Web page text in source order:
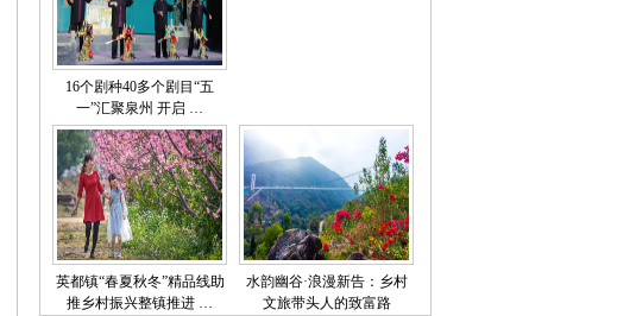
16个剧种40多个剧目“五
一”汇聚泉州 开启 …
英都镇“春夏秋冬”精品线助
推乡村振兴整镇推进 …
水韵幽谷·浪漫新告：乡村
文旅带头人的致富路